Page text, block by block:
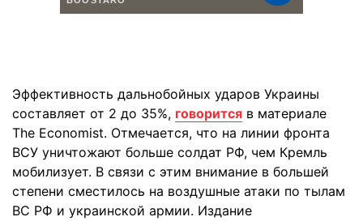
Эффективность дальнобойных ударов Украины
составляет от 2 до 35%, говорится в материале
The Economist. Отмечается, что на линии фронта
ВСУ уничтожают больше солдат РФ, чем Кремль
мобилизует. В связи с этим внимание в большей
степени сместилось на воздушные атаки по тылам
ВС РФ и украинской армии. Издание